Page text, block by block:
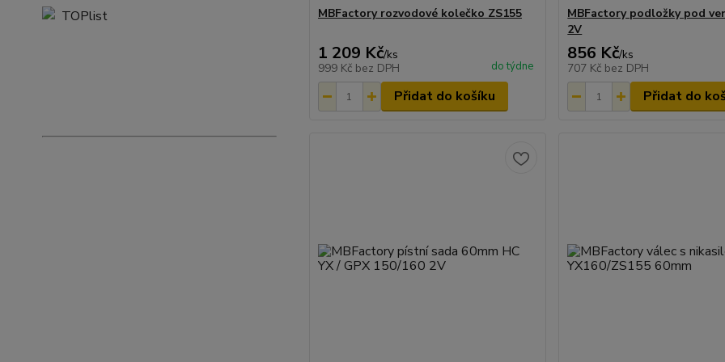
MBFactory rozvodové kolečko ZS155
1 209 Kč/ks
999 Kč bez DPH do týdne
Přidat do košíku
MBFactory podložky pod
2V
856 Kč/ks
707 Kč bez DPH
Přidat do